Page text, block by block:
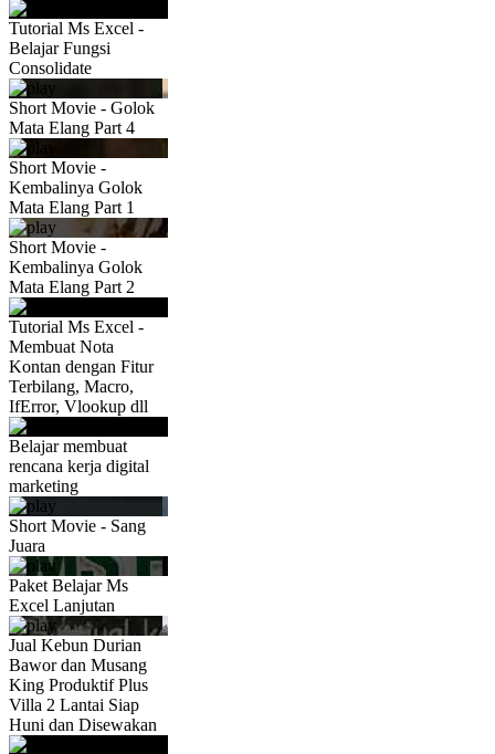
Tutorial Ms Excel -
Belajar Fungsi
Consolidate
Short Movie - Golok
Mata Elang Part 4
Short Movie -
Kembalinya Golok
Mata Elang Part 1
Short Movie -
Kembalinya Golok
Mata Elang Part 2
Tutorial Ms Excel -
Membuat Nota
Kontan dengan Fitur
Terbilang, Macro,
IfError, Vlookup dll
Belajar membuat
rencana kerja digital
marketing
Short Movie - Sang
Juara
Paket Belajar Ms
Excel Lanjutan
Jual Kebun Durian
Bawor dan Musang
King Produktif Plus
Villa 2 Lantai Siap
Huni dan Disewakan